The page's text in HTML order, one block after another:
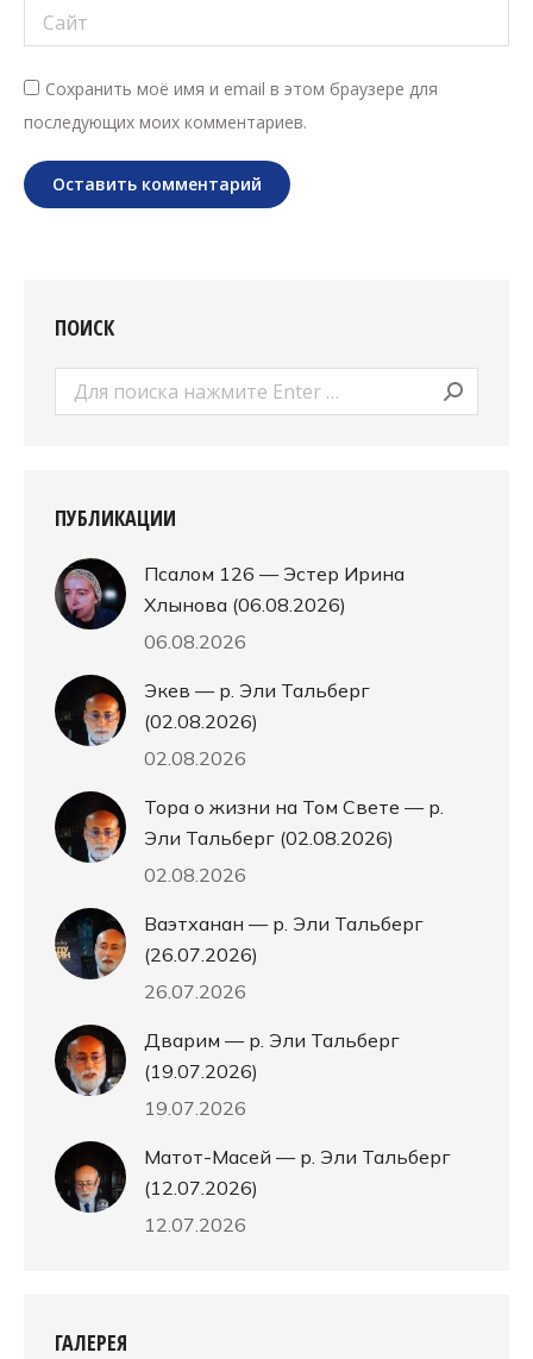
Сайт
Сохранить моё имя и email в этом браузере для
последующих моих комментариев.
Оставить комментарий
ПОИСК
Поиск:
ПУБЛИКАЦИИ
Псалом 126 — Эстер Ирина
Хлынова (06.08.2026)
06.08.2026
Экев — р. Эли Тальберг
(02.08.2026)
02.08.2026
Тора о жизни на Том Свете — р.
Эли Тальберг (02.08.2026)
02.08.2026
Ваэтханан — р. Эли Тальберг
(26.07.2026)
26.07.2026
Дварим — р. Эли Тальберг
(19.07.2026)
19.07.2026
Матот-Масей — р. Эли Тальберг
(12.07.2026)
12.07.2026
ГАЛЕРЕЯ